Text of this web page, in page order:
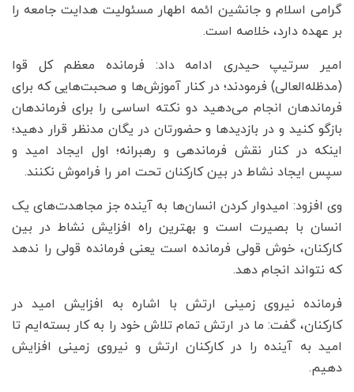
گرامی اسلام و جانشین ائمه اطهار مسئولیت هدایت جامعه را
بر عهده دارد، خلاصه است.
امیر سرتیپ حیدری ادامه داد: فرمانده معظم کل قوا
(مدظله‌العالی) فرمودند؛ در کنار آموزش‌ها و صحبت‌هایی که برای
فرماندهان انجام می‌دهید دو نکته اساسی را برای فرماندهان
بازگو کنید و در بازدیدها و حضورتان در یگان مدنظر قرار دهید؛
اینکه در کنار نقش فرماندهی و رهبرانه؛ اول ایجاد امید و
سپس ایجاد نشاط در بین کارکنان تحت امر را فراموش نکنند.
وی افزود: امیدوار کردن انسان‌ها به آینده جز مجاهدت‌های یک
انسان با بصیرت است و بهترین راه افزایش نشاط در بین
کارکنان، خوش قولی فرمانده است یعنی فرمانده قولی را ندهد
که نتواند انجام دهد.
فرمانده نیروی زمینی ارتش با اشاره به افزایش امید در
کارکنان، گفت: ما در ارتش تمام تلاش خود را به کار بسته‌ایم تا
امید به آینده را در کارکنان ارتش و نیروی زمینی افزایش
دهیم.